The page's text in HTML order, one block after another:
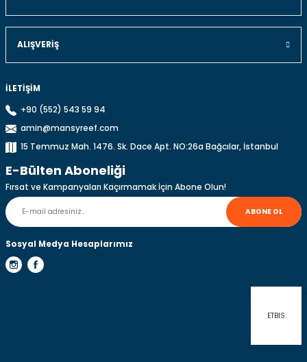
Ürün bilgilerinde hatalar bulunuyor.
Bu ürüne benzer farklı alternatifler olmalı.
Gönder
ALIŞVERIŞ
İLETİŞİM
+90 (552) 543 59 94
amin@mansyreef.com
15 Temmuz Mah. 1476. Sk. Dace Apt. NO:26a Bağcılar, İstanbul
E-Bülten Aboneliği
Fırsat ve Kampanyaları Kaçırmamak İçin Abone Olun!
ABONE OL
Sosyal Medya Hesaplarımız
ETBIS